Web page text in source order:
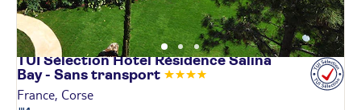
TUI Sélection Hôtel Résidence Salina
Bay - Sans transport
France, Corse